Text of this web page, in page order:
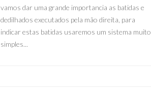
vamos dar uma grande importancia as batidas e
dedilhados executados pela mão direita, para
indicar estas batidas usaremos um sistema muito
simples...